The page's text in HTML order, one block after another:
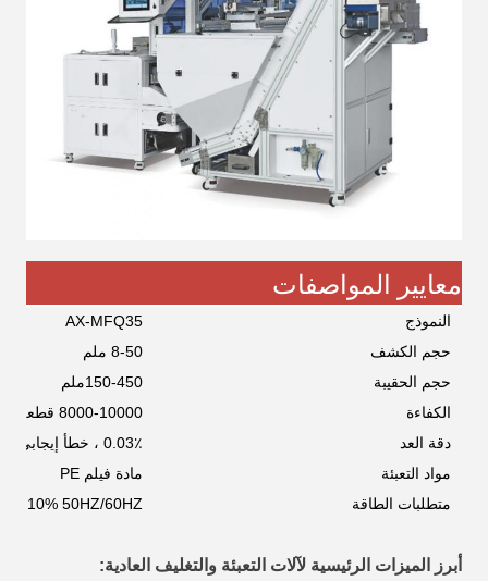
معايير المواصفات
النموذج
AX-MFQ35
حجم الكشف
8-50 ملم
حجم الحقيبة
150-450ملم
الكفاءة
8000-10000 قطعة/دقيقة
دقة العد
0.03٪ ، خطأ إيجابي فقط
مواد التعبئة
مادة فيلم PE
متطلبات الطاقة
± 10% 50HZ/60HZ
أبرز الميزات الرئيسية لآلات التعبئة والتغليف العادية: